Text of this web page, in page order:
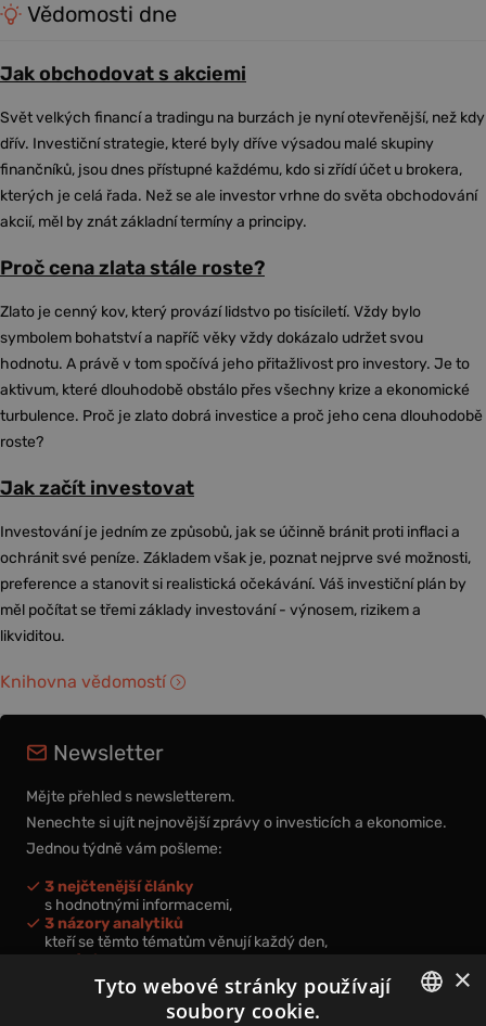
Vědomosti dne
Jak obchodovat s akciemi
Svět velkých financí a tradingu na burzách je nyní otevřenější, než kdy
dřív. Investiční strategie, které byly dříve výsadou malé skupiny
finančníků, jsou dnes přístupné každému, kdo si zřídí účet u brokera,
kterých je celá řada. Než se ale investor vrhne do světa obchodování
akcií, měl by znát základní termíny a principy.
Proč cena zlata stále roste?
Zlato je cenný kov, který provází lidstvo po tisíciletí. Vždy bylo
symbolem bohatství a napříč věky vždy dokázalo udržet svou
hodnotu. A právě v tom spočívá jeho přitažlivost pro investory. Je to
aktivum, které dlouhodobě obstálo přes všechny krize a ekonomické
turbulence. Proč je zlato dobrá investice a proč jeho cena dlouhodobě
roste?
Jak začít investovat
Investování je jedním ze způsobů, jak se účinně bránit proti inflaci a
ochránit své peníze. Základem však je, poznat nejprve své možnosti,
preference a stanovit si realistická očekávání. Váš investiční plán by
měl počítat se třemi základy investování - výnosem, rizikem a
likviditou.
Knihovna vědomostí
Newsletter
Mějte přehled s newsletterem.
Nenechte si ujít nejnovější zprávy o investicích a ekonomice.
Jednou týdně vám pošleme:
3 nejčtenější články
s hodnotnými informacemi,
3 názory analytiků
kteří se těmto tématům věnují každý den,
nová videa a podcasty
k prohloubení vašich znalostí.
×
Tyto webové stránky používají
soubory cookie.